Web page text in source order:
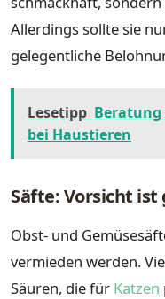
Allerdings sollte sie
gelegentliche
Lesetipp Beratung
bei Haustieren
Säfte: Vorsicht ist
Obst- und
vermieden werden.
Säuren, die für Katzen